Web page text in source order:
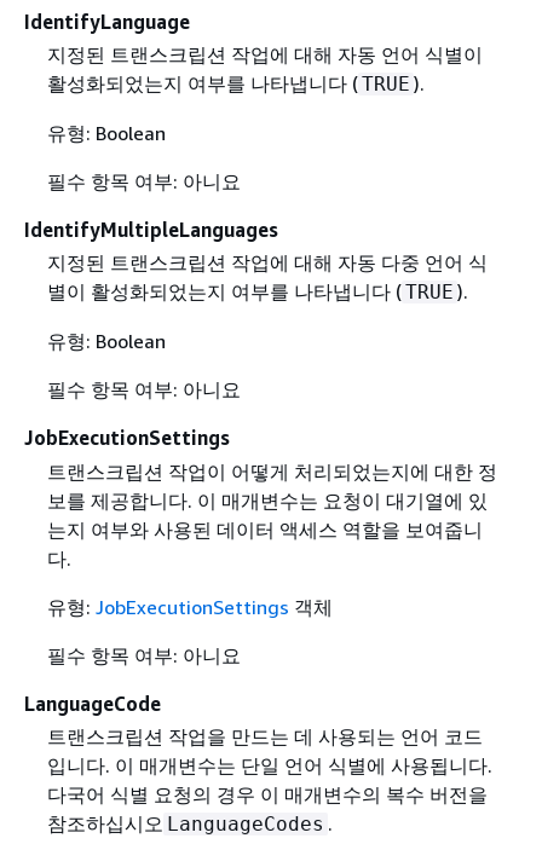
IdentifyLanguage
지정된 트랜스크립션 작업에 대해 자동 언어 식별이
활성화되었는지 여부를 나타냅니다 (TRUE ).
유형: Boolean
필수 항목 여부: 아니요
IdentifyMultipleLanguages
지정된 트랜스크립션 작업에 대해 자동 다중 언어 식
별이 활성화되었는지 여부를 나타냅니다 (TRUE ).
유형: Boolean
필수 항목 여부: 아니요
JobExecutionSettings
트랜스크립션 작업이 어떻게 처리되었는지에 대한 정
보를 제공합니다. 이 매개변수는 요청이 대기열에 있
는지 여부와 사용된 데이터 액세스 역할을 보여줍니
다.
유형: JobExecutionSettings 객체
필수 항목 여부: 아니요
LanguageCode
트랜스크립션 작업을 만드는 데 사용되는 언어 코드
입니다. 이 매개변수는 단일 언어 식별에 사용됩니다.
다국어 식별 요청의 경우 이 매개변수의 복수 버전을
참조하십시오 LanguageCodes .